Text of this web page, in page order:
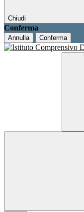
Chiudi
Conferma
Annulla Conferma